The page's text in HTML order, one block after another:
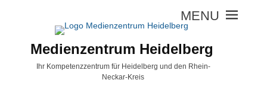
Medienzentrum Heidelberg
Ihr Kompetenzzentrum für Heidelberg und den Rhein-
Neckar-Kreis